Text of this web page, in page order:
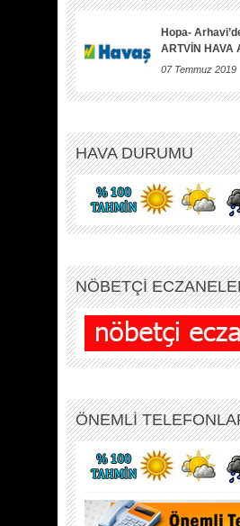
Hopa-
ARTVİN HAVA
07 Temmuz 2019
HAVA DURUMU
NÖBETÇİ
ÖNEMLİ